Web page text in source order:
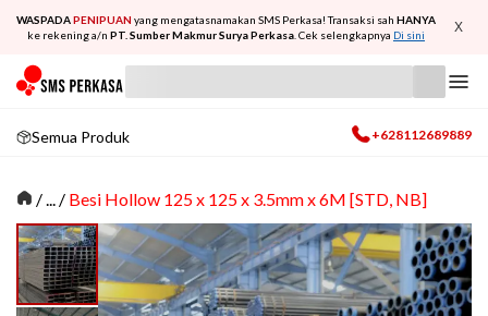
WASPADAPENIPUAN yang mengatasnamakan SMS Perkasa! Transaksi sah HANYA
ke rekening a/n PT. Sumber Makmur Surya Perkasa . Cek selengkapnya Di sini X
Semua Produk +628112689889
/... / Besi Hollow 125 x 125 x 3.5mm x 6M [STD, NB]